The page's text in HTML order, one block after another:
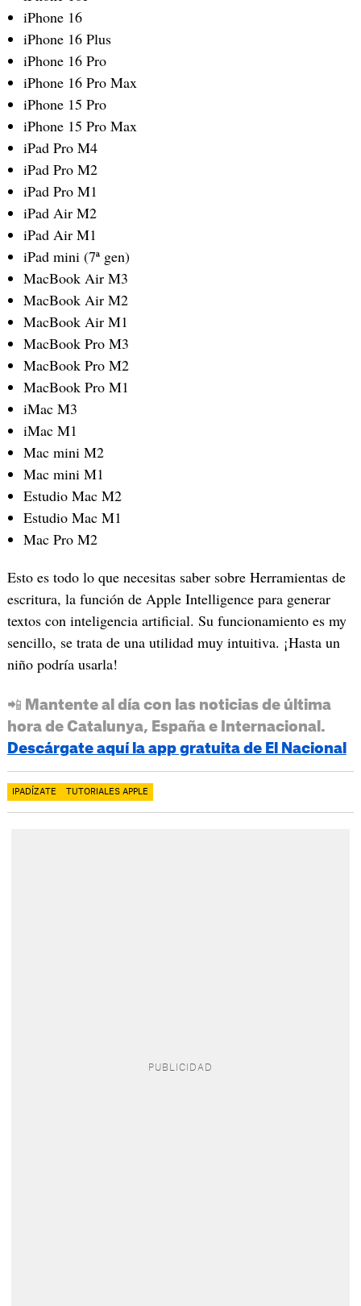
iPhone 16
iPhone 16 Plus
iPhone 16 Pro
iPhone 16 Pro Max
iPhone 15 Pro
iPhone 15 Pro Max
iPad Pro M4
iPad Pro M2
iPad Pro M1
iPad Air M2
iPad Air M1
iPad mini (7ª gen)
MacBook Air M3
MacBook Air M2
MacBook Air M1
MacBook Pro M3
MacBook Pro M2
MacBook Pro M1
iMac M3
iMac M1
Mac mini M2
Mac mini M1
Estudio Mac M2
Estudio Mac M1
Mac Pro M2
Esto es todo lo que necesitas saber sobre Herramientas de
escritura, la función de Apple Intelligence para generar
textos con inteligencia artificial. Su funcionamiento es my
sencillo, se trata de una utilidad muy intuitiva. ¡Hasta un
niño podría usarla!
📲 Mantente al día con las noticias de última
hora de Catalunya, España e Internacional.
Descárgate aquí la app gratuita de El Nacional
IPADÍZATE TUTORIALES APPLE